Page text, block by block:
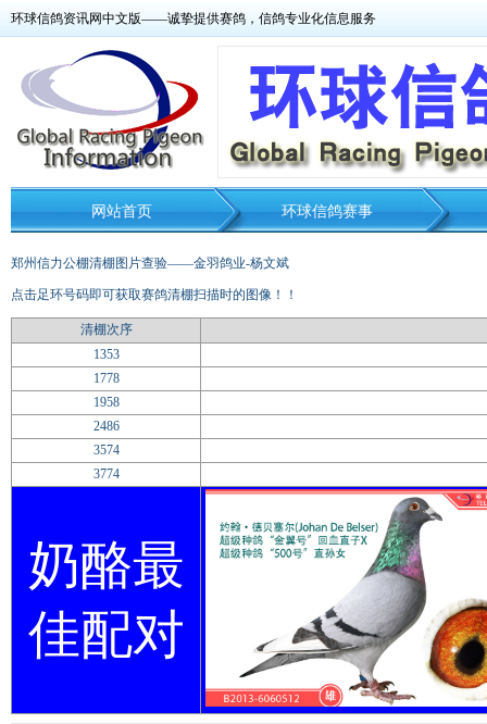
环球信鸽资讯网中文版——诚挚提供赛鸽，信鸽专业化信息服务
网站首页 环球信鸽赛事
郑州信力公棚清棚图片查验——金羽鸽业-杨文斌
点击足环号码即可获取赛鸽清棚扫描时的图像！！
清棚次序
1353
1778
1958
2486
3574
3774
奶酪最
佳配对